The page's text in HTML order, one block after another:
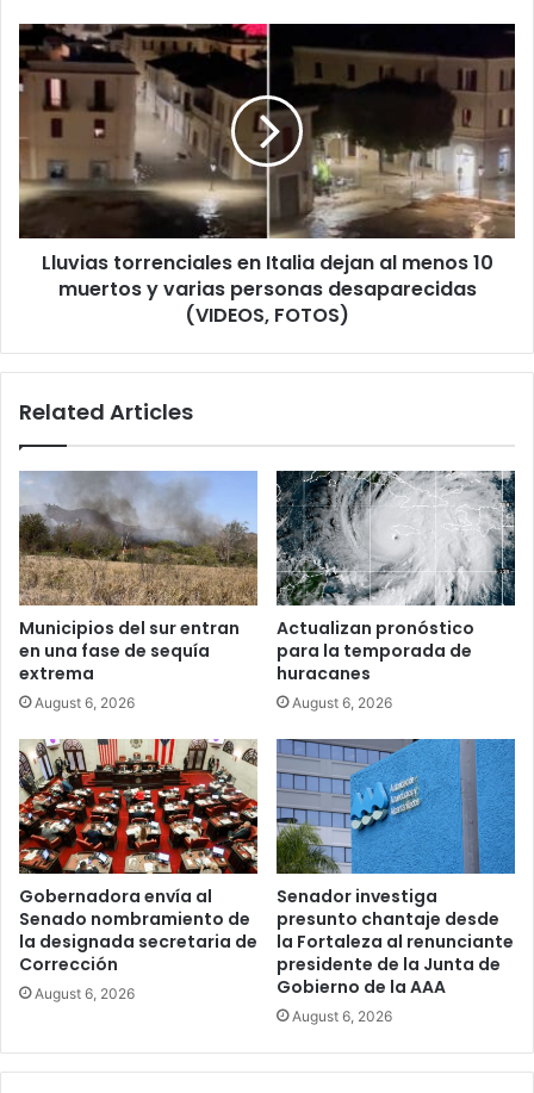
paso
de
Fiona
Lluvias
torrenciales
en
Italia
dejan
al
menos
10
muertos
varias
(VIDEOS,
Lluvias torrenciales en Italia dejan al menos 10
muertos y varias personas desaparecidas
(VIDEOS, FOTOS)
Related Articles
Municipios del sur entran
en una fase de sequía
extrema
August 6, 2026
Actualizan pronóstico
para la temporada de
huracanes
August 6, 2026
Gobernadora envía al
Senado nombramiento de
la designada secretaria de
Corrección
August 6, 2026
Senador investiga
presunto chantaje desde
la Fortaleza al renunciante
presidente de la Junta de
Gobierno de la AAA
August 6, 2026